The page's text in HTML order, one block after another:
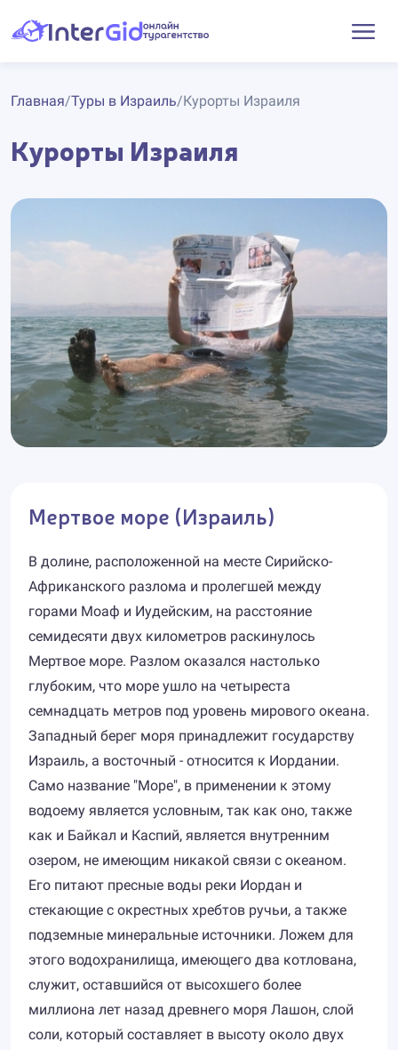
Главная/Туры в Израиль/Курорты Израиля
Курорты Израиля
Мертвое море (Израиль)
В долине, расположенной на месте Сирийско-
Африканского разлома и пролегшей между
горами Моаф и Иудейским, на расстояние
семидесяти двух километров раскинулось
Мертвое море. Разлом оказался настолько
глубоким, что море ушло на четыреста
семнадцать метров под уровень мирового океана.
Западный берег моря принадлежит государству
Израиль, а восточный - относится к Иордании.
Само название "Море", в применении к этому
водоему является условным, так как оно, также
как и Байкал и Каспий, является внутренним
озером, не имеющим никакой связи с океаном.
Его питают пресные воды реки Иордан и
стекающие с окрестных хребтов ручьи, а также
подземные минеральные источники. Ложем для
этого водохранилища, имеющего два котлована,
служит, оставшийся от высохшего более
миллиона лет назад древнего моря Лашон, слой
соли, который составляет в высоту около двух